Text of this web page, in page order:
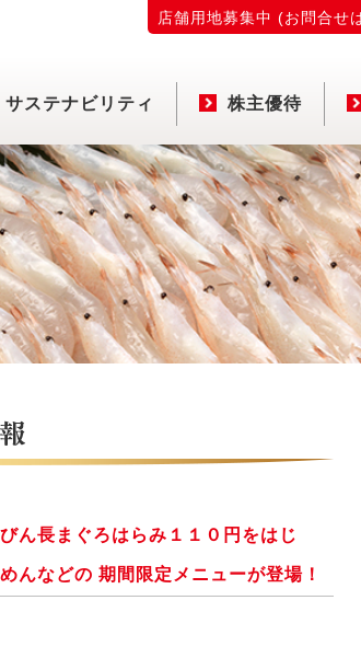
サステナビリティ 株主優待
店舗用地募集中 (お問合せ
ん長まぐろはらみ１１０円をはじ
んなどの 期間限定メニューが登場！